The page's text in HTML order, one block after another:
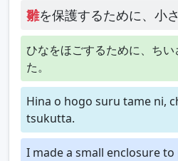
雛を保護するために、小
ひなをほごするために、ち
た。
Hina o hogo suru tame ni,
tsukutta.
I made a small enclosure